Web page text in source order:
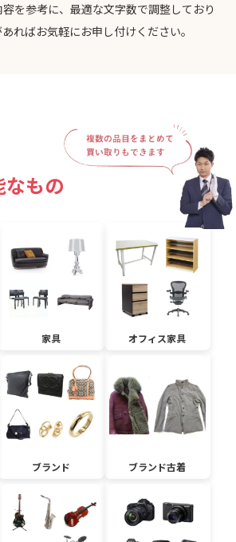
を参考に、最適な文字数で調整しており
ればお気軽にお申し付けください。
なもの
家具 オフィス家具
ブランド ブランド古着